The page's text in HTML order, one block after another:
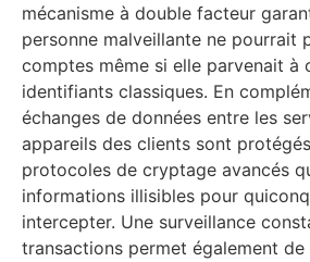
mécanisme à double facteur
personne malveillante ne pourrait
comptes même si elle parvenait à
identifiants classiques. En
échanges de données entre les
appareils des clients sont
protocoles de cryptage avancés
informations illisibles pour
intercepter. Une surveillance
transactions permet également